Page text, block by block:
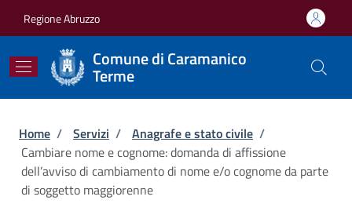
Regione Abruzzo
Comune di Caramanico
Terme
Briciole di pane
Home / Servizi / Anagrafe e stato civile /
Cambiare nome e cognome: domanda di affissione
dell’avviso di cambiamento di nome e/o cognome da parte
di soggetto maggiorenne